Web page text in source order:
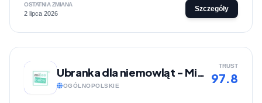
OSTATNIA ZMIANA
2 lipca 2026
Szczegóły
Ubranka dla niemowląt - MiLeo Baby
OGÓLNOPOLSKIE
TRUST
97.8